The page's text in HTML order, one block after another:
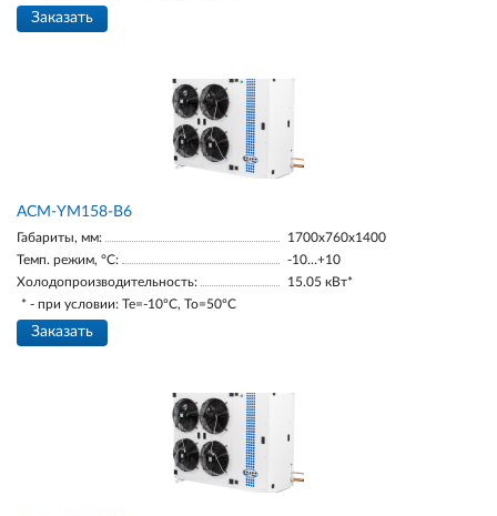
Заказать
АСМ-YM158-В6
Габариты, мм:
1700х760х1400
Темп. режим, °С:
-10…+10
Холодопроизводительность:
15.05 кВт*
* - при условии: Te=-10ºC, To=50ºC
Заказать